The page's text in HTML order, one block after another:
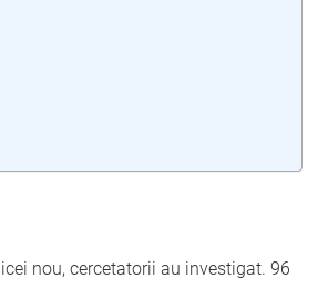
nou, cercetatorii au investigat. 96